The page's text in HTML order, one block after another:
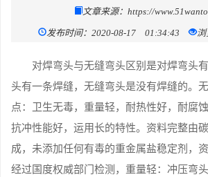
文章来源：https://
发布时间：2020-08-17 01:34:43 浏
对焊弯头与无缝弯头区别是对焊弯头
头有一条焊缝，无缝弯头是没有焊缝的。
点：卫生无毒，重量轻，耐热性好，耐腐
抗冲性能好，运用长的特性。资料完整由
成，未添加任何有毒的重金属盐稳定剂，
经过国度权威部门检测，重量轻：冲压弯